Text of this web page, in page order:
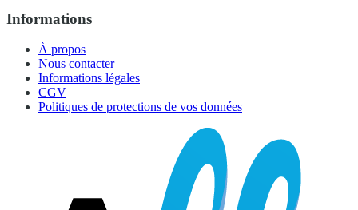
Informations
À propos
Nous contacter
Informations légales
CGV
Politiques de protections de vos données